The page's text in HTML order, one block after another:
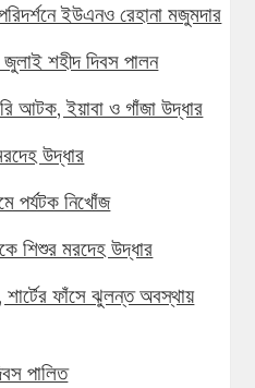
ইউএনও রেহানা মজুমদার
শহীদ দিবস পালন
আটক, ইয়াবা ও গাঁজা উদ্ধার
উদ্ধার
পর্যটক নিখোঁজ
শিশুর মরদেহ উদ্ধার
ফাঁসে ঝুলন্ত অবস্থায়
পালিত